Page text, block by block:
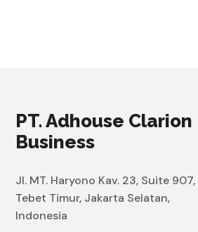
PT. Adhouse
Business
Jl. MT. Haryono Kav. 23, Suite 907,
Tebet Timur, Jakarta Selatan,
Indonesia